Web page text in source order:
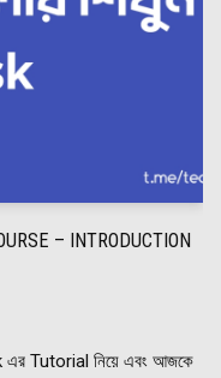
– INTRODUCTION
Tutorial নিয়ে এবং আজকে